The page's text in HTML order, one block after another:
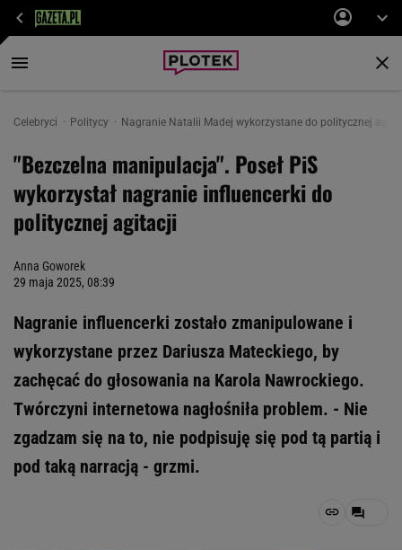
Celebryci Politycy Nagranie Natalii Madej wykorzystane do politycznej
"Bezczelna manipulacja". Poseł PiS
wykorzystał nagranie influencerki do
politycznej agitacji
Anna Goworek
29 maja 2025, 08:39
Nagranie influencerki zostało zmanipulowane i
wykorzystane przez Dariusza Mateckiego, by
zachęcać do głosowania na Karola Nawrockiego.
Twórczyni internetowa nagłośniła problem. - Nie
zgadzam się na to, nie podpisuję się pod tą partią i
pod taką narracją - grzmi.